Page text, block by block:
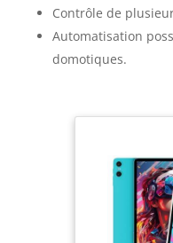
Contrôle de
Automatisation
domotiques.